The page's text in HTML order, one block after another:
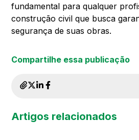
fundamental para qualquer
construção civil que busca
segurança de suas obras.
Compartilhe essa publicação
Artigos relacionados